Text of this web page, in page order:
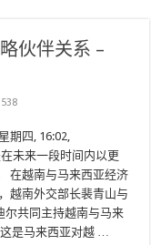
伙伴关系 –
538
期四, 16:02,
未来一段时间内以更
在越南与马来西亚经济
越南外交部长裴青山与
尔共同主持越南与马来
是马来西亚对越 …